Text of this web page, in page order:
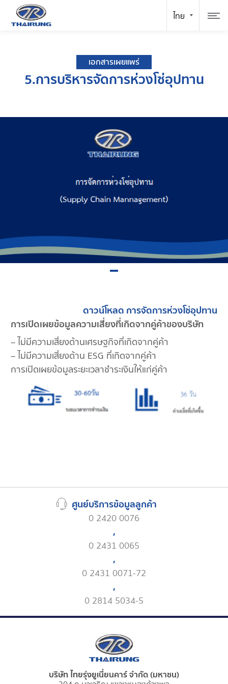
เอกสารเผยแพร่
5.การบริหารจัดการห่วงโซ่อุปทาน
ดาวน์โหลด การจัดการห่วงโซ่อุปทาน
การเปิดเผยข้อมูลความเสี่ยงที่เกิดจากคู่ค้าของบริษัท
– ไม่มีความเสี่ยงด้านเศรษฐกิจที่เกิดจากคู่ค้า
– ไม่มีความเสี่ยงด้าน ESG ที่เกิดจากคู่ค้า
การเปิดเผยข้อมูลระยะเวลาชำระเงินให้แก่คู่ค้า
ศูนย์บริการข้อมูลลูกค้า
0 2420 0076
,
0 2431 0065
,
0 2431 0071-72
,
0 2814 5034-5
บริษัท ไทยรุ่งยูเนี่ยนคาร์ จำกัด (มหาชน)